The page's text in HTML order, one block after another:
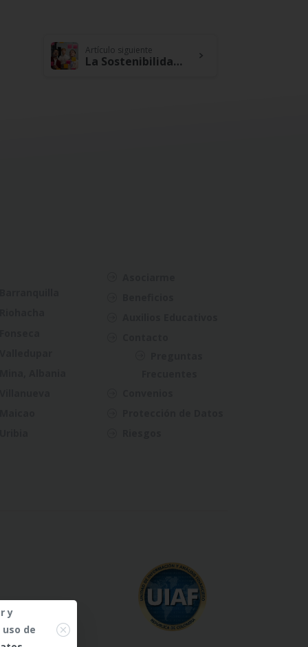
Artículo siguiente
La Sostenibilidad Financiera como Pilar de la Estrategia Empresarial Moderna
y
de
Close